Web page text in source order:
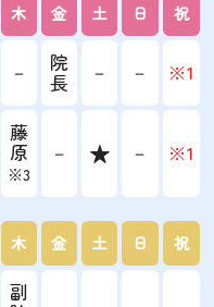
木 金 土 日 祝
－ 院
長 － － ※1
藤
原
※3
－ － ※1
木 金 土 日 祝
副